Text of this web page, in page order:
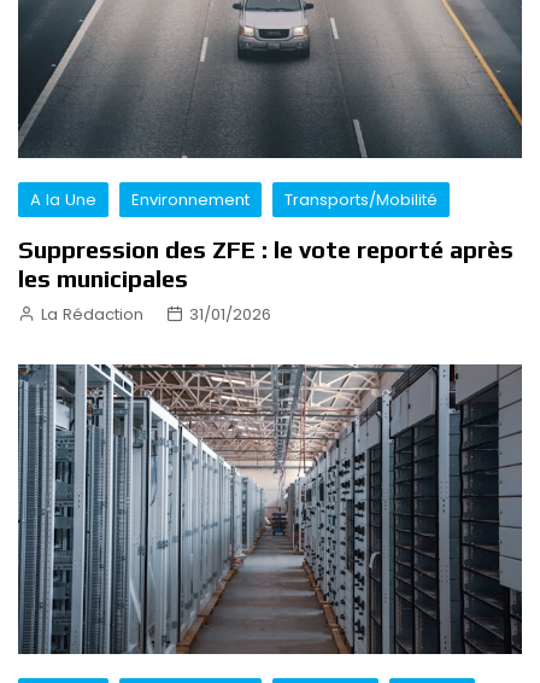
A la Une Environnement Transports/Mobilité
Suppression des ZFE : le vote reporté après
les municipales
La Rédaction 31/01/2026